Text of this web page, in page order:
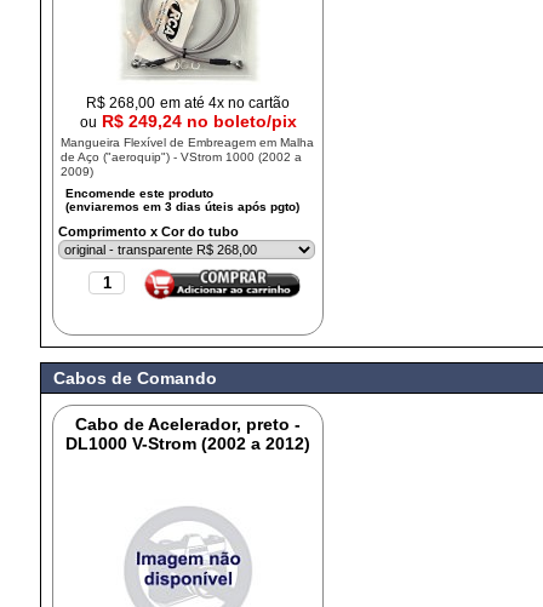
R$268,00 em até 4x no cartão
ou R$ 249,24 no boleto/pix
Mangueira Flexível de Embreagem em Malha
de Aço ("aeroquip") - VStrom 1000 (2002 a
2009)
Comprimento x Cor do tubo
Cabos de Comando
Cabo de Acelerador, preto -
DL1000 V-Strom (2002 a 2012)